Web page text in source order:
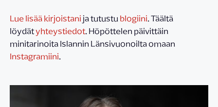
Lue lisää kirjoistanija tutustublogiini. Täältä
löydätyhteystiedot. Höpöttelen päivittäin
minitarinoita Islannin Länsivuonoilta omaan
Instagramiini.